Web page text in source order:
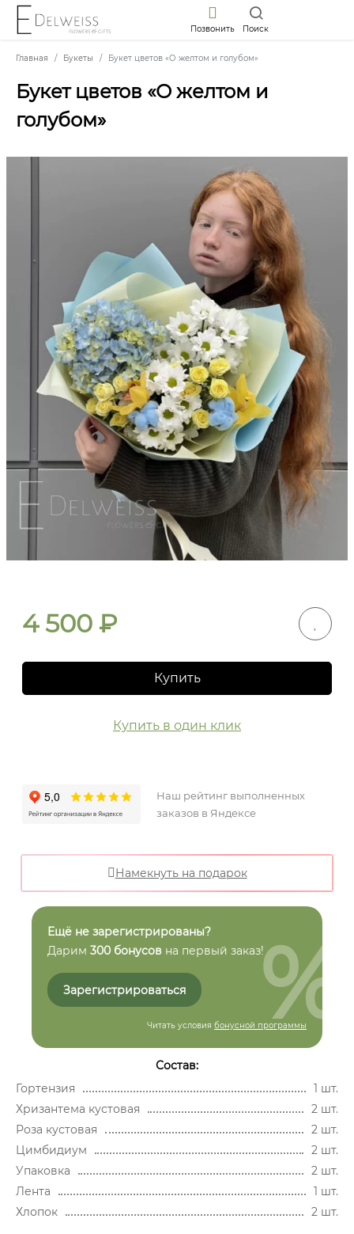
Позвонить Поиск
Главная Букеты Букет цветов «О желтом и голубом»
Букет цветов «О желтом и
голубом»
4 500 ₽
Купить
Купить в один клик
Наш рейтинг выполненных
заказов в Яндексе
Намекнуть на подарок
Ещё не зарегистрированы?
Дарим 300 бонусов на первый заказ!
Зарегистрироваться
Читать условия бонусной программы
%
Состав:
Гортензия
1 шт.
Хризантема кустовая
2 шт.
Роза кустовая
2 шт.
Цимбидиум
2 шт.
Упаковка
2 шт.
Лента
1 шт.
Хлопок
2 шт.